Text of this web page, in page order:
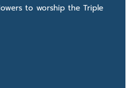
to worship the Triple